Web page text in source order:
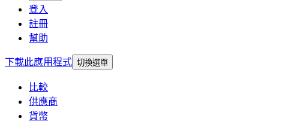
登入
註冊
幫助
下載此應用程式 切換選單
比較
供應商
貨幣